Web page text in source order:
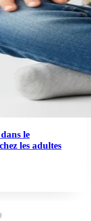
le
les adultes